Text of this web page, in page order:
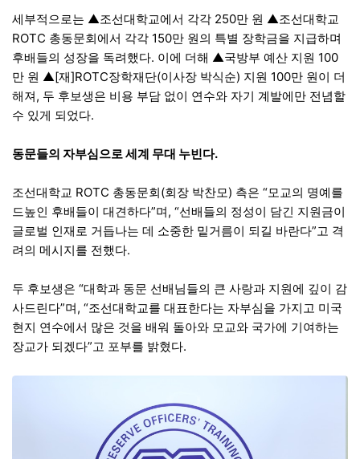
세부적으로는 ▲조선대학교에서 각각 250만 원 ▲조선대학교
ROTC 총동문회에서 각각 150만 원의 특별 장학금을 지급하며
후배들의 성장을 독려했다. 이에 더해 ▲국방부 예산 지원 100
만 원 ▲[재]ROTC장학재단(이사장 박식순) 지원 100만 원이 더
해져, 두 후보생은 비용 부담 없이 연수와 자기 계발에만 전념할
수 있게 되었다.
동문들의 자부심으로 세계 무대 누빈다.
조선대학교 ROTC 총동문회(회장 박찬모) 측은 “모교의 명예를
드높인 후배들이 대견하다”며, “선배들의 정성이 담긴 지원금이
글로벌 인재로 거듭나는 데 소중한 밑거름이 되길 바란다”고 격
려의 메시지를 전했다.
두 후보생은 “대학과 동문 선배님들의 큰 사랑과 지원에 깊이 감
사드린다”며, “조선대학교를 대표한다는 자부심을 가지고 미국
현지 연수에서 많은 것을 배워 돌아와 모교와 국가에 기여하는
장교가 되겠다”고 포부를 밝혔다.